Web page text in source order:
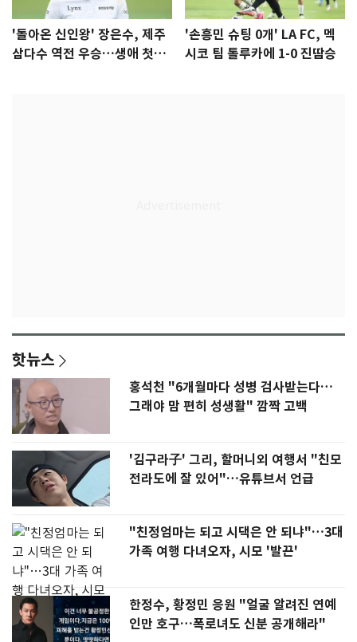
'돌아온 신인왕' 장은수, 제주
삼다수 역전 우승…생애 첫승
'손흥민 슈팅 0개' LA FC, 멕
시코 팀 톨루카에 1-0 진땀승
핫뉴스
홍석천 "6개월마다 성병 검사받는다…
그래야 맘 편히 성생활" 깜짝 고백
'김구라子' 그리, 할머니외 여행서 "친모
전라도에 잘 있어"…유튜브서 언급
"친정엄마는 되고 시댁은 안 되냐"…3대
가족 여행 다녀오자, 시모 '발끈'
한정수, 황정민 응원 "얼굴 알려진 연예
인만 호구…폭로녀도 신분 공개해라"